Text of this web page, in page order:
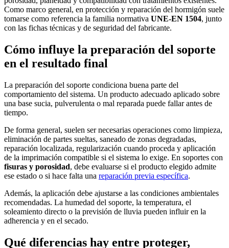
Como marco general, en protección y reparación del hormigón suele
tomarse como referencia la familia normativa UNE-EN 1504, junto
con las fichas técnicas y de seguridad del fabricante.
Cómo influye la preparación del soporte
en el resultado final
La preparación del soporte condiciona buena parte del
comportamiento del sistema. Un producto adecuado aplicado sobre
una base sucia, pulverulenta o mal reparada puede fallar antes de
tiempo.
De forma general, suelen ser necesarias operaciones como limpieza,
eliminación de partes sueltas, saneado de zonas degradadas,
reparación localizada, regularización cuando proceda y aplicación
de la imprimación compatible si el sistema lo exige. En soportes con
fisuras y porosidad, debe evaluarse si el producto elegido admite
ese estado o si hace falta una reparación previa específica.
Además, la aplicación debe ajustarse a las condiciones ambientales
recomendadas. La humedad del soporte, la temperatura, el
soleamiento directo o la previsión de lluvia pueden influir en la
adherencia y en el secado.
Qué diferencias hay entre proteger,